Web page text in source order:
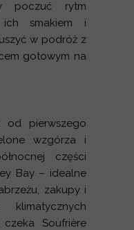
poczuć rytm
ich smakiem i
w podróż z
gotowym na
od pierwszego
wzgórza i
części
Bay – idealne
zakupy i
czeka Soufrière